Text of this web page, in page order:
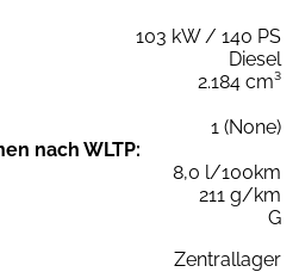
103 kW / 140 PS
Diesel
2.184 cm³
1 (None)
nach WLTP:
8,0 l/100km
211 g/km
G
Zentrallager